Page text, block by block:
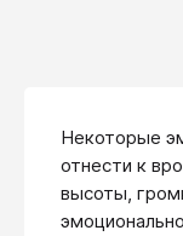
Некоторые
отнести к
высоты,